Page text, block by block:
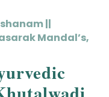
||
Mandal’s,